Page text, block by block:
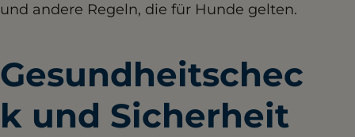
und andere Regeln, die für Hunde gelten.
Gesundheitschec
k und Sicherheit